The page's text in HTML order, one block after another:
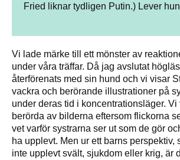
Fried liknar tydligen Putin.) Lever
Vi lade märke till ett mönster av
under våra träffar. Då jag avslutat
återförenats med sin hund och vi visar
vackra och berörande illustrationer på
under deras tid i koncentrationsläger.
berörda av bilderna eftersom flickorna
vet varför systrarna ser ut som de gör
ha upplevt. Men ur ett barns perspektiv,
inte upplevt svält, sjukdom eller krig, är